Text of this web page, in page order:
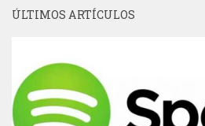
ÚLTIMOS ARTÍCULOS